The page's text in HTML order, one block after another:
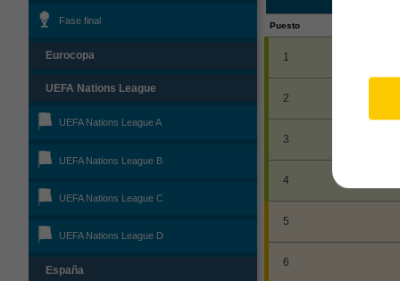
Fase final
Eurocopa
UEFA Nations League
UEFA Nations League A
UEFA Nations League B
UEFA Nations League C
UEFA Nations League D
España
Puesto
1
2
3
4
5
6